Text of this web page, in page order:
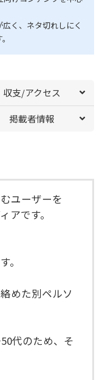
く、ネタ切れしにく
収支/アクセス
掲載者情報
ユーザーを
アです。
。
めた別ペルソ
代のため、そ